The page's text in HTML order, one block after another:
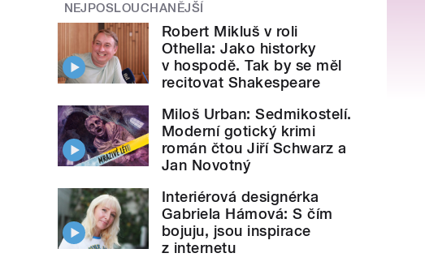
NEJPOSLOUCHANĚJŠÍ
Robert Mikluš v roli
Othella: Jako historky
v hospodě. Tak by se měl
recitovat Shakespeare
Miloš Urban: Sedmikostelí.
Moderní gotický krimi
román čtou Jiří Schwarz a
Jan Novotný
Interiérová designérka
Gabriela Hámová: S čím
bojuju, jsou inspirace
z internetu